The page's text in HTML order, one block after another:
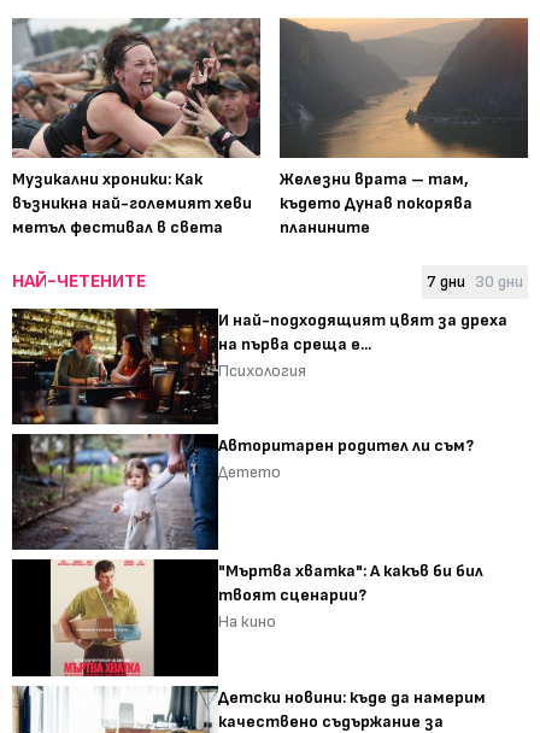
Музикални хроники: Как
възникна най-големият хеви
метъл фестивал в света
Железни врата – там,
където Дунав покорява
планините
НАЙ-ЧЕТЕНИТЕ 7 дни 30 дни
И най-подходящият цвят за дреха
на първа среща е...
Психология
Авторитарен родител ли съм?
Детето
"Мъртва хватка": А какъв би бил
твоят сценарии?
На кино
Детски новини: къде да намерим
качествено съдържание за